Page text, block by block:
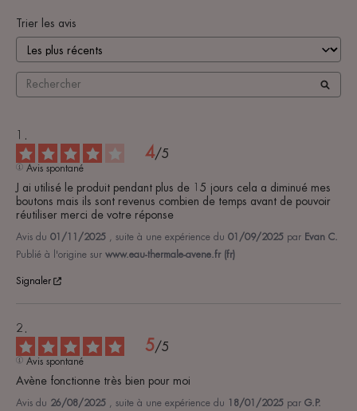
Trier les avis
4/5
Avis spontané
J ai utilisé le produit pendant plus de 15 jours cela a diminué mes
boutons mais ils sont revenus combien de temps avant de pouvoir
réutiliser merci de votre réponse
Avis du 01/11/2025 , suite à une expérience du 01/09/2025 par Evan C.
Publié à l'origine sur www.eau-thermale-avene.fr (fr)
Signaler
5/5
Avis spontané
Avène fonctionne très bien pour moi
Avis du 26/08/2025 , suite à une expérience du 18/01/2025 par G.P.